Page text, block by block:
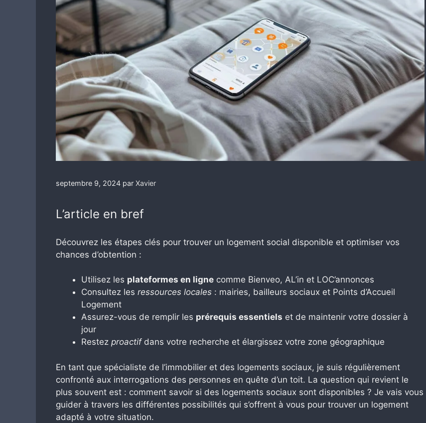
septembre 9, 2024 par Xavier
L’article en bref
Découvrez les étapes clés pour trouver un logement social disponible et optimiser vos
chances d’obtention :
Utilisez les plateformes en ligne comme Bienveo, AL’in et LOC’annonces
Consultez les ressources locales : mairies, bailleurs sociaux et Points d’Accueil
Logement
Assurez-vous de remplir les prérequis essentiels et de maintenir votre dossier à
jour
Restez proactifdans votre recherche et élargissez votre zone géographique
En tant que spécialiste de l’immobilier et des logements sociaux, je suis régulièrement
confronté aux interrogations des personnes en quête d’un toit. La question qui revient le
plus souvent est : comment savoir si des logements sociaux sont disponibles ? Je vais vous
guider à travers les différentes possibilités qui s’offrent à vous pour trouver un logement
adapté à votre situation.